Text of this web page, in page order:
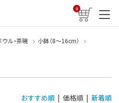
0
ウル・茶碗
小鉢（8〜16cm）
おすすめ順 | 価格順 | 新着順